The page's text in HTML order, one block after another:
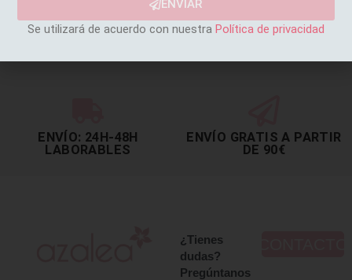
ENVÍO: 24H-48H
LABORABLES
ENVÍO GRATIS A PARTIR
DE 90€
¿Tienes
dudas?
Pregúntanos
ENVIAR
Se utilizará de acuerdo con nuestra Política de privacidad